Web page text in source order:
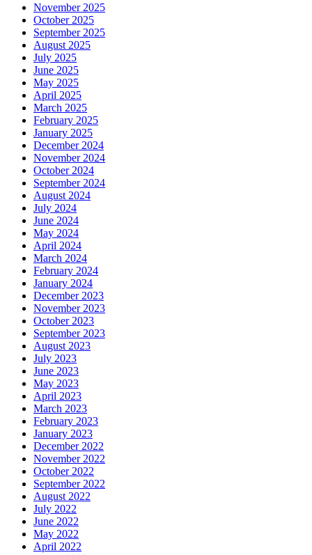
November 2025
October 2025
September 2025
August 2025
July 2025
June 2025
May 2025
April 2025
March 2025
February 2025
January 2025
December 2024
November 2024
October 2024
September 2024
August 2024
July 2024
June 2024
May 2024
April 2024
March 2024
February 2024
January 2024
December 2023
November 2023
October 2023
September 2023
August 2023
July 2023
June 2023
May 2023
April 2023
March 2023
February 2023
January 2023
December 2022
November 2022
October 2022
September 2022
August 2022
July 2022
June 2022
May 2022
April 2022